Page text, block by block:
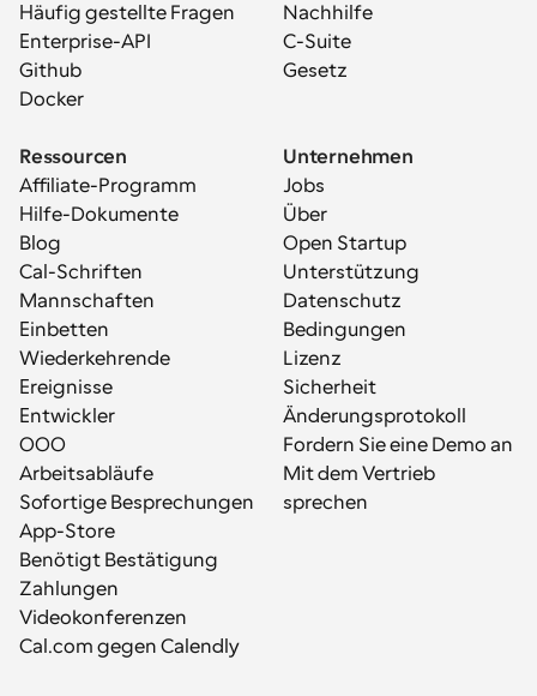
Häufig gestellte Fragen
Enterprise-API
Github
Docker
Nachhilfe
C-Suite
Gesetz
Ressourcen
Affiliate-Programm
Hilfe-Dokumente
Blog
Cal-Schriften
Mannschaften
Einbetten
Wiederkehrende
Ereignisse
Entwickler
OOO
Arbeitsabläufe
Sofortige Besprechungen
App-Store
Benötigt Bestätigung
Zahlungen
Videokonferenzen
Cal.com gegen Calendly
Unternehmen
Jobs
Über
Open Startup
Unterstützung
Datenschutz
Bedingungen
Lizenz
Sicherheit
Änderungsprotokoll
Fordern Sie eine Demo an
Mit dem Vertrieb
sprechen